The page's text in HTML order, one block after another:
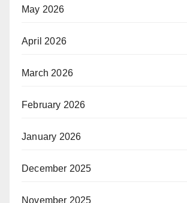
May 2026
April 2026
March 2026
February 2026
January 2026
December 2025
November 2025